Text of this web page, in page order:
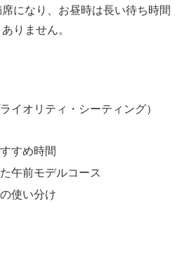
になり、お昼時は長い待ち時間
りません。
イオリティ・シーティング）
すめ時間
午前モデルコース
使い分け